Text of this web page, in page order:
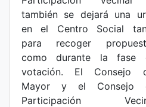
también se dejará una
en el Centro Social
para recoger
como durante la fase
votación. El Consejo
Mayor y el Consejo
Participación